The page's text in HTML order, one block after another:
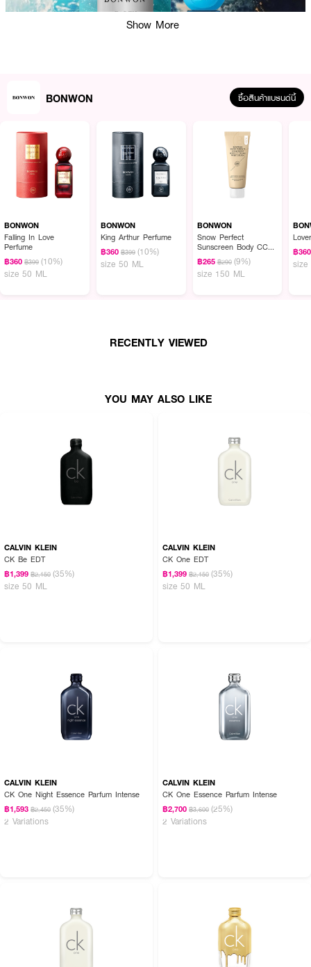
ผลลัพธ์ที่ได้ :
BONWON Earth Parfum
กลิ่นหอมอบอุ่นสดชื่นจากชาเขียนมัทฉะผสานส้มขม ซิ
หรูสงบแบบธรรมชาติ
· กลิ่น : กลิ่นหอมอบอุ่นสดชื่นจากชาเขียนมัทฉะผสานส้มขม ซิตรัส และไม้หอม
อย่างนุ่มลึก ให้ฟิลนิ่ง สุขุม · สะอาดสบาย แต่แฝงความหรูสงบแบบธรรมชาติ
· เหมากับ : เหมาะกับคนที่ชอบกลิ่นชาเขียว-ซิตรัส แบบสดชื่นสะอาด ให้ความรู้สึก
· FDA Registration No. : 11-1-6800039278
Show More
BONWON ซื้อสินค้าแบรนด์นี้
BONWON
Falling In Love
Perfume
฿360 ฿399 (10%)
size 50 ML
BONWON
King Arthur Perfume
฿360 ฿399 (10%)
size 50 ML
BONWON
Snow Perfect
Sunscreen Body CC
Cream White Plus+
฿265 ฿290 (9%)
size 150 ML
฿360
size
RECENTLY VIEWED
YOU MAY ALSO LIKE
CALVIN KLEIN
CK Be EDT
฿1,399 ฿2,150 (35%)
size 50 ML
CALVIN KLEIN
CK One EDT
฿1,399 ฿2,150 (35%)
size 50 ML
CALVIN KLEIN
CK One Night Essence Parfum Intense
฿1,593 ฿2,450 (35%)
2 Variations
CALVIN KLEIN
CK One Essence Parfum Intense
฿2,700 ฿3,600 (25%)
2 Variations